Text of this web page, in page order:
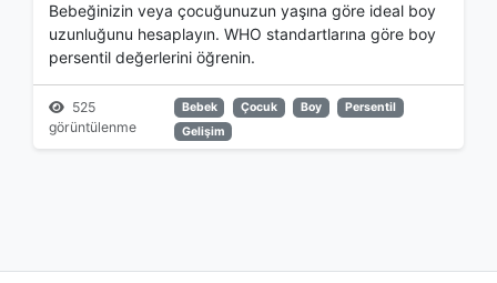
Bebeğinizin veya çocuğunuzun yaşına göre ideal boy
uzunluğunu hesaplayın. WHO standartlarına göre boy
persentil değerlerini öğrenin.
525
görüntülenme
Bebek Çocuk Boy
Persentil
Gelişim